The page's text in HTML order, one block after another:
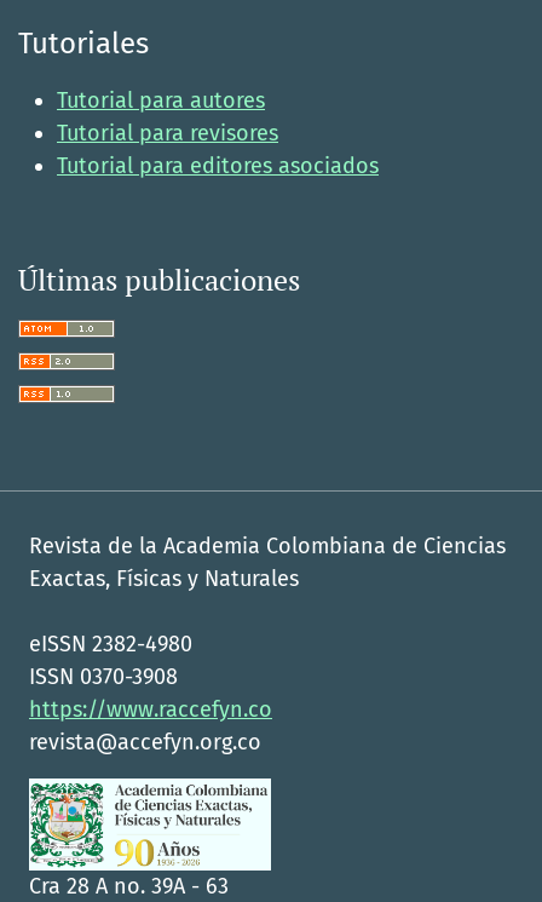
Tutoriales
Tutorial para autores
Tutorial para revisores
Tutorial para editores asociados
Últimas publicaciones
Revista de la Academia Colombiana de Ciencias
Exactas, Físicas y Naturales
eISSN 2382-4980
ISSN 0370-3908
https://www.raccefyn.co
revista@accefyn.org.co
Cra 28 A no. 39A - 63